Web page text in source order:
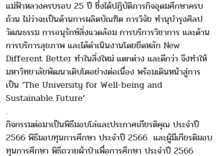
แม่ฟ้าหลวงครบรอบ 25 ปี ซึ่งได้ปฏิบัติภารกิจอุดมศึกษาครบ
ถ้วน ไม่ว่าจะเป็นด้านการผลิตบัณฑิต การวิจัย ทำนุบำรุงศิลป
วัฒนธรรม การอนุรักษ์สิ่งแวดล้อม การบริการวิชาการ และด้าน
การบริการสุขภาพ และได้ดำเนินงานโดยยึดหลัก New
Different Better ทำในสิ่งใหม่ แตกต่าง และดีกว่า จึงทำให้
มหาวิทยาลัยพัฒนาเติบโตอย่างต่อเนื่อง พร้อมเดินหน้าสู่การ
เป็น ‘The University for Well-being and
Sustainable Future’
.
กิจกรรมต่อมาเป็นพิธีมอบโล่และประกาศเกียรติคุณ ประจำปี
2566 พิธีมอบทุนการศึกษา ประจำปี 2566 และผู้มีเกียรติมอบ
ทุนการศึกษา พิธีถวายผ้าป่าเพื่อการศึกษา ประจำปี 2566